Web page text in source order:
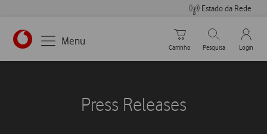
Estado da Rede
https://www.vodafone.pt
Menu
Carrinho de compras
Carrinho
Pesquisar
Pesquisa
My
Login
Press Releases